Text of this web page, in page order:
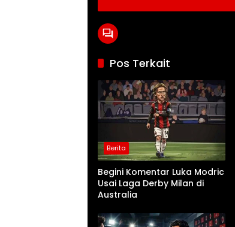
Pos Terkait
Berita
Begini Komentar Luka Modric
Usai Laga Derby Milan di
Australia